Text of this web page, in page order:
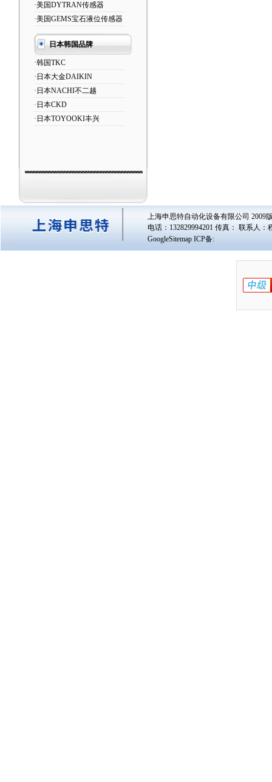
·美国DYTRAN传感器
·美国GEMS宝石液位传感器
日本韩国品牌
·韩国TKC
·日本大金DAIKIN
·日本NACHI不二越
·日本CKD
·日本TOYOOKI丰兴
上海申思特自动化设备有限公司 2009
电话：132829994201 传真： 联系人：
GoogleSitemap ICP备: